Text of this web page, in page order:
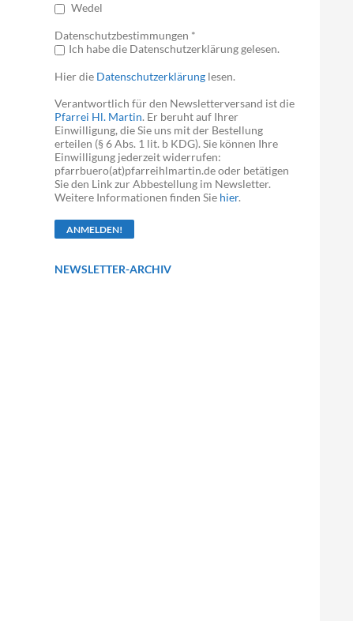
Wedel
Datenschutzbestimmungen *
Ich habe die Datenschutzerklärung gelesen.
Hier die Datenschutzerklärung lesen.
Verantwortlich für den Newsletterversand ist die
Pfarrei Hl. Martin. Er beruht auf Ihrer
Einwilligung, die Sie uns mit der Bestellung
erteilen (§ 6 Abs. 1 lit. b KDG). Sie können Ihre
Einwilligung jederzeit widerrufen:
pfarrbuero(at)pfarreihlmartin.de oder betätigen
Sie den Link zur Abbestellung im Newsletter.
Weitere Informationen finden Sie hier.
NEWSLETTER-ARCHIV